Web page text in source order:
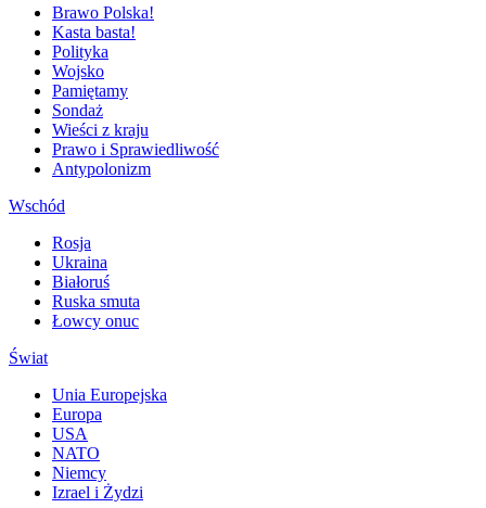
Brawo Polska!
Kasta basta!
Polityka
Wojsko
Pamiętamy
Sondaż
Wieści z kraju
Prawo i Sprawiedliwość
Antypolonizm
Wschód
Rosja
Ukraina
Białoruś
Ruska smuta
Łowcy onuc
Świat
Unia Europejska
Europa
USA
NATO
Niemcy
Izrael i Żydzi